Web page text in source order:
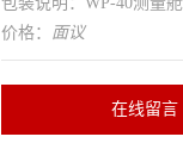
价格： 面议
在线留言